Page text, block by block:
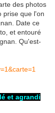
des photos
prise que l'on
Date ce
et entouré
Qu'est-
et agrandi